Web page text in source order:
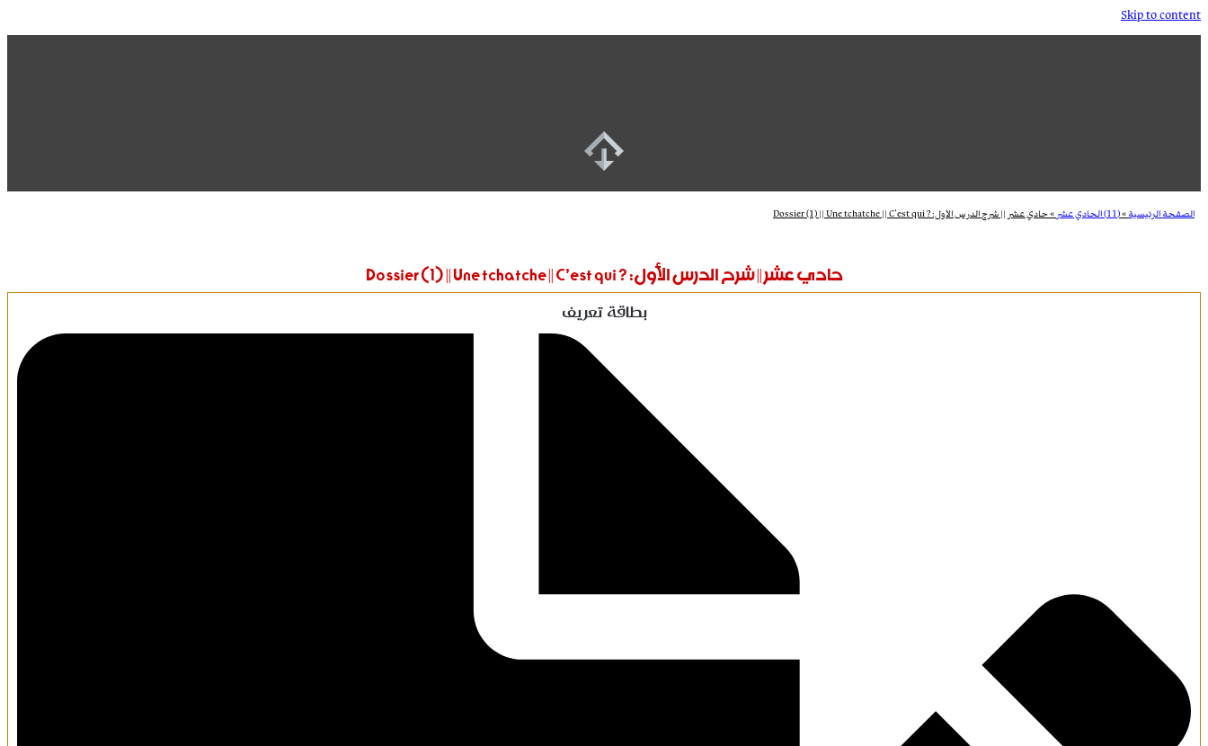
Skip to content
الصفحة الرئيسية»(11) الحادي عشر »حادي عشر || شرح الدرس الأول: ? Dossier (1) || Une tchatche || C’est qui
حادي عشر || شرح الدرس الأول: ? Dossier (1) || Une tchatche || C’est qui
بطاقة تعريف